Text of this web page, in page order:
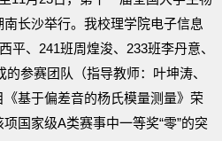
长沙举行。我校理学院电子信息
平、241班周煌浚、233班李丹意、
参赛团队（指导教师：叶坤涛、
基于偏差音的杨氏模量测量》荣
国家级A类赛事中一等奖“零”的突